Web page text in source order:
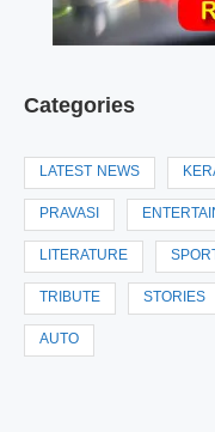
Categories
LATEST NEWS
PRAVASI
LITERATURE
TRIBUTE STORIES
AUTO